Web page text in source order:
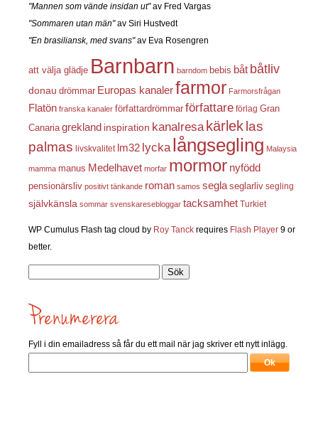
"Mannen som vände insidan ut"av Fred Vargas
"Sommaren utan män"av Siri Hustvedt
"En brasiliansk, med svans"av Eva Rosengren
att välja glädje Barnbarn barndom bebis båt båtliv
donau drömmar Europas kanalerfarmor Farmorsfrågan
Flatön franska kanaler författardrömmar författare förlag Gran
Canaria grekland inspiration kanalresa kärleklas
palmas livskvalitet lm32 lycka långsegling Malaysia
mamma manus Medelhavet morfar mormor nyfödd
pensionärsliv positivt tänkande roman samos segla seglarliv segling
självkänsla sommar svenskaresebloggar tacksamhet Turkiet
WP Cumulus Flash tag cloud by Roy Tanck requires Flash Player 9 or
better.
Fyll i din emailadress så får du ett mail när jag skriver ett nytt inlägg.